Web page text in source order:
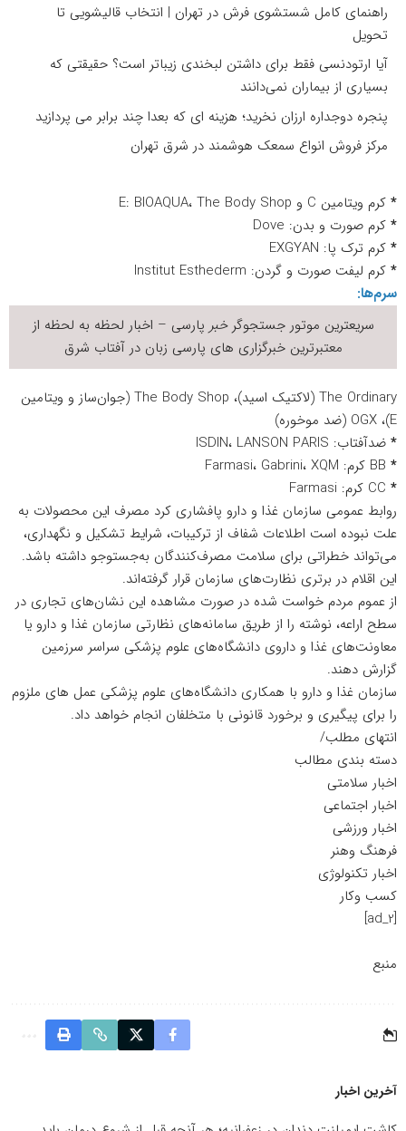
راهنمای کامل شستشوی فرش در تهران | انتخاب قالیشویی تا
تحویل
آیا ارتودنسی فقط برای داشتن لبخندی زیباتر است؟ حقیقتی که
بسیاری از بیماران نمی‌دانند
پنجره دوجداره ارزان نخرید؛ هزینه ای که بعدا چند برابر می پردازید
مرکز فروش انواع سمعک هوشمند در شرق تهران
* کرم ویتامین C و E: BIOAQUA، The Body Shop
* کرم صورت و بدن: Dove
* کرم ترک پا: EXGYAN
* کرم لیفت صورت و گردن: Institut Esthederm
سرم‌ها:
سریعترین موتور جستجوگرخبر پارسی – اخبار لحظه به لحظه از
معتبرترین خبرگزاری های پارسی زبان درآفتاب شرق
The Ordinary (لاکتیک اسید)، The Body Shop (جوان‌ساز و ویتامین
E)، OGX (ضد موخوره)
* ضدآفتاب: ISDIN، LANSON PARIS
*
*
روابط عمومی سازمان غذا و دارو پافشاری کرد مصرف این محصولات به
علت نبوده است اطلاعات شفاف از ترکیبات، شرایط تشکیل و نگهداری،
می‌تواند خطراتی برای سلامت مصرف‌کنندگان به‌جستوجو داشته باشد.
این اقلام در برتری نظارت‌های سازمان قرار گرفته‌اند.
از عموم مردم خواست شده در صورت مشاهده این نشان‌های تجاری در
سطح اراعه، نوشته را از طریق سامانه‌های نظارتی سازمان غذا و دارو یا
معاونت‌های غذا و داروی دانشگاه‌های علوم پزشکی سراسر سرزمین
گزارش دهند.
سازمان غذا و دارو با همکاری دانشگاه‌های علوم پزشکی عمل های ملزوم
را برای پیگیری و برخورد قانونی با متخلفان انجام خواهد داد.
انتهای مطلب/
دسته بندی مطالب
اخبار سلامتی
اخبار اجتماعی
اخبار ورزشی
فرهنگ وهنر
اخبار تکنولوژی
کسب وکار
[ad_2]
منبع
آخرین اخبار